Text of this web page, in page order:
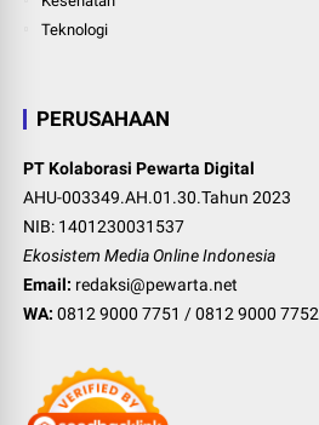
Teknologi
PERUSAHAAN
PT Kolaborasi Pewarta Digital
AHU-003349.AH.01.30.Tahun 2023
NIB: 1401230031537
Ekosistem Media Online Indonesia
Email: redaksi@pewarta.net
WA: 0812 9000 7751 /0812 9000 7752